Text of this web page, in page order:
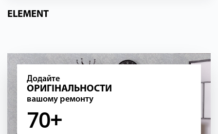
ELEMENT
Додайте
ОРИГІНАЛЬНОСТИ
вашому ремонту
70+